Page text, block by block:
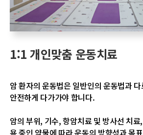
1:1 개인맞춤 운동치료
암 환자의 운동법은 일반인의 운동법과 다
안전하게 다가가야 합니다.
암의 부위, 기수, 항암치료 및 방사선 치료
용 중인 약물에 따라 운동의 방향성과 목